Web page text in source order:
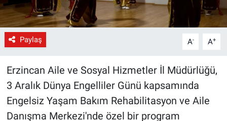
Paylaş A- A+
Erzincan Aile ve Sosyal Hizmetler İl Müdürlüğü,
3 Aralık Dünya Engelliler Günü kapsamında
Engelsiz Yaşam Bakım Rehabilitasyon ve Aile
Danışma Merkezi'nde özel bir program
Spor
Yerel